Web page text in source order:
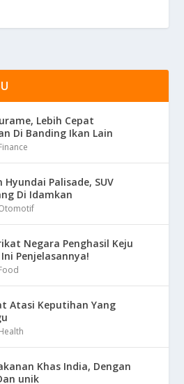
Lebih Cepat
Di Banding Ikan Lain
Hyundai Palisade, SUV
Di Idamkan
Negara Penghasil Keju
Penjelasannya!
Atasi Keputihan Yang
Khas India, Dengan
unik